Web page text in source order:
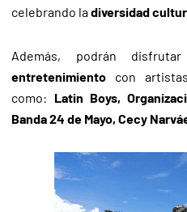
celebrando ladiversidad
Además, podrán
entretenimiento con
como: Latin Boys,
Banda 24 de Mayo, Cecy